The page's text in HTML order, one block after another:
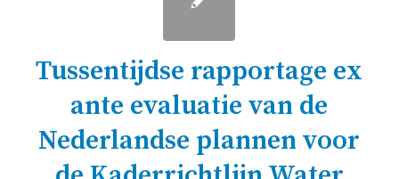
Tussentijdse rapportage ex
ante evaluatie van de
Nederlandse plannen voor